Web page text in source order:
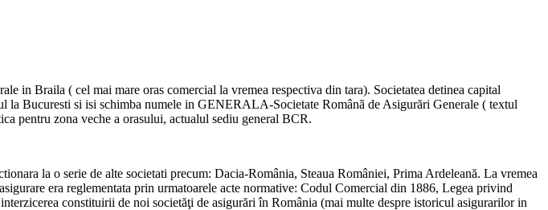
in Braila ( cel mai mare oras comercial la vremea respectiva din tara). Societatea detinea capital
la Bucuresti si isi schimba numele in GENERALA-Societate Românã de Asigurări Generale ( textul
pentru zona veche a orasului, actualul sediu general BCR.
la o serie de alte societati precum: Dacia-România, Steaua României, Prima Ardeleană. La vremea
era reglementata prin urmatoarele acte normative: Codul Comercial din 1886, Legea privind
constituirii de noi societăţi de asigurări în România (mai multe despre istoricul asigurarilor in